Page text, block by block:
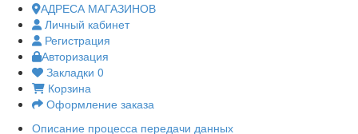
АДРЕСА МАГАЗИНОВ
Личный кабинет
Регистрация
Авторизация
Закладки 0
Корзина
Оформление заказа
Описание процесса передачи данных